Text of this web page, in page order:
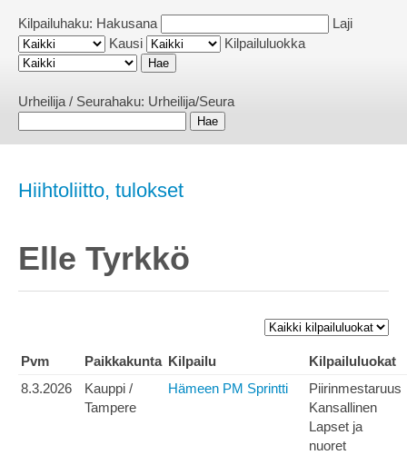
Kilpailuhaku: Hakusana
Laji
Kausi
Kilpailuluokka
Urheilija / Seurahaku: Urheilija/Seura
Hiihtoliitto, tulokset
Elle Tyrkkö
Pvm Paikkakunta Kilpailu
Kilpailuluokat
8.3.2026
Kauppi /
Tampere
Hämeen PM Sprintti
Piirinmestaruus
Kansallinen
Lapset ja
nuoret